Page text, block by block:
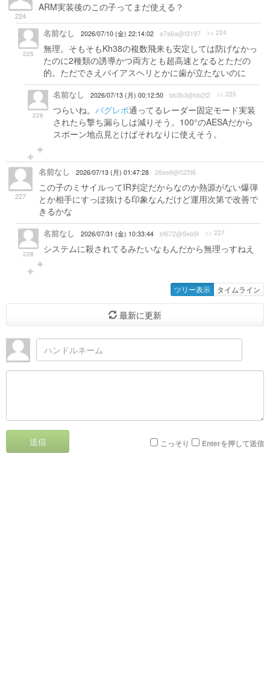
224
ARM実装後のこの子ってまだ使える？
225
名前なし 2026/07/10 (金) 22:14:02 e7a6a@f3197 >> 224
無理。そもそもKh38の複数飛来も安定しては防げなかっ
たのに2種類の誘導かつ両方とも超高速となるとただの
的。ただでさえバイアスヘリとかに歯が立たないのに
226
名前なし 2026/07/13 (月) 00:12:50 bb3b3@bb2f2 >> 225
つらいね。 バグレポ通ってるレーダー固定モード実装
されたら撃ち漏らしは減りそう。100°のAESAだから
スポーン地点見とけばそれなりに使えそう。
227
名前なし 2026/07/13 (月) 01:47:28 26ee9@025f6
この子のミサイルってIR判定だからなのか熱源がない爆弾
とか相手にすっぽ抜ける印象なんだけど運用次第で改善で
きるかな
228
名前なし 2026/07/31 (金) 10:33:44 bf672@5eb5f >> 227
システムに殺されてるみたいなもんだから無理っすねえ
ツリー表示 タイムライン
最新に更新
送信 こっそり Enterを押して送信